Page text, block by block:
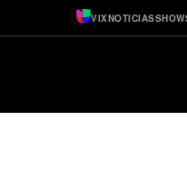
VIXNOTICIAS